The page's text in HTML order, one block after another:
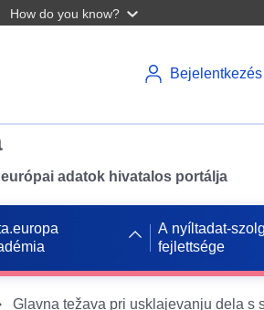
How do you know?
Bejelentkezés
adatok hivatalos portálja
A nyíltadat-
fejlettsége